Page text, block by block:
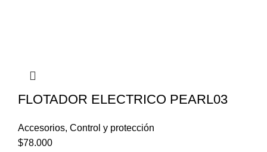
FLOTADOR ELECTRICO PEARL03
Accesorios, Control y protección
$78.000